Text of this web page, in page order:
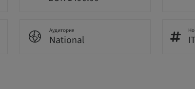
Аудитория
National